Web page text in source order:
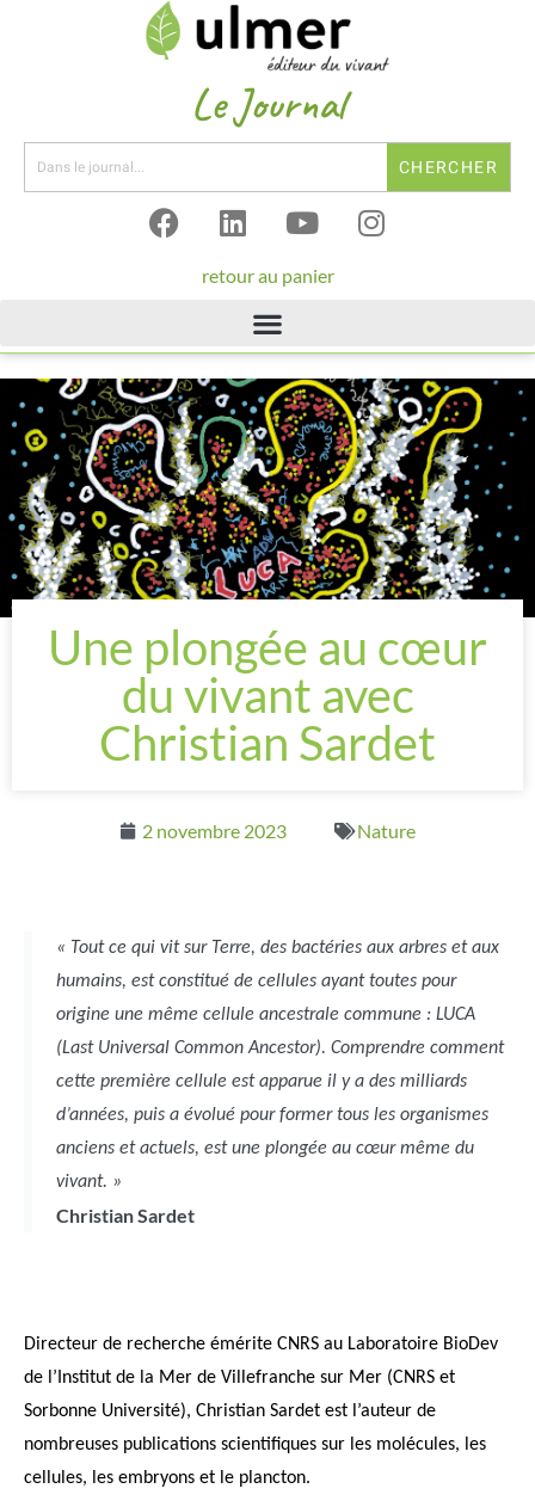
Le Journal
CHERCHER
retour au panier
Une plongée au cœur
du vivant avec
Christian Sardet
2 novembre 2023 Nature
« Tout ce qui vit sur Terre, des bactéries aux arbres et aux
humains, est constitué de cellules ayant toutes pour
origine une même cellule ancestrale commune : LUCA
(Last Universal Common Ancestor). Comprendre comment
cette première cellule est apparue il y a des milliards
d’années, puis a évolué pour former tous les organismes
anciens et actuels, est une plongée au cœur même du
vivant. »
Christian Sardet
Directeur de recherche émérite CNRS au Laboratoire BioDev
de l’Institut de la Mer de Villefranche sur Mer (CNRS et
Sorbonne Université), Christian Sardet est l’auteur de
nombreuses publications scientifiques sur les molécules, les
cellules, les embryons et le plancton.